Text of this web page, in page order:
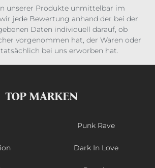
unserer Produkte unmittelbar im
jede Bewertung anhand der bei der
Daten individuell darauf, ob
vorgenommen hat, der Waren oder
bei uns erworben hat.
TOP MARKEN
Punk Rave
Dark In Love